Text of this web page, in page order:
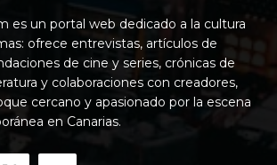
es un portal web dedicado a la cultura
ofrece entrevistas, artículos de
de cine y series, crónicas de
y colaboraciones con creadores,
cercano y apasionado por la escena
en Canarias.